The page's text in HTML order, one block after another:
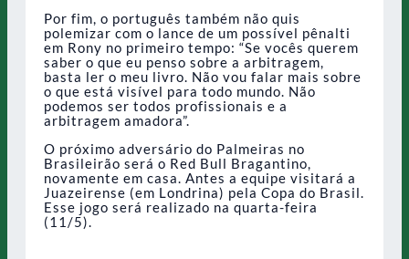
Por fim, o português também não quis
polemizar com o lance de um possível pênalti
em Rony no primeiro tempo: “Se vocês querem
saber o que eu penso sobre a arbitragem,
basta ler o meu livro. Não vou falar mais sobre
o que está visível para todo mundo. Não
podemos ser todos profissionais e a
arbitragem amadora”.
O próximo adversário do Palmeiras no
Brasileirão será o Red Bull Bragantino,
novamente em casa. Antes a equipe visitará a
Juazeirense (em Londrina) pela Copa do Brasil.
Esse jogo será realizado na quarta-feira
(11/5).